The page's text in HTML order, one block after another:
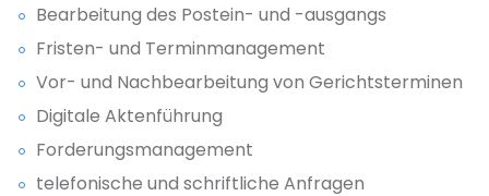
Bearbeitung des Postein- und -ausgangs
Fristen- und Terminmanagement
Vor- und Nachbearbeitung von Gerichtsterminen
Digitale Aktenführung
Forderungsmanagement
telefonische und schriftliche Anfragen